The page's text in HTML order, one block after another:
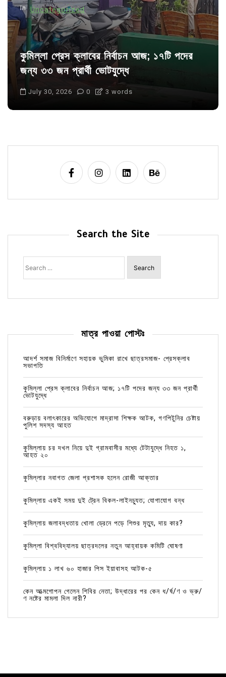
In Uncategorized
কুমিল্লা প্রেস ক্লাবের নির্বাচন আজ; ১৭টি পদের
জন্য ৩৩ জন প্রার্থী ভোটযুদ্ধে
July 30, 2026 0 3 words
Search the Site
Search
for:
মাত্র পাওয়া পোস্টঃ
আদর্শ সমাজ বিনির্মাণে সহায়ক ভুমিকা রাখে ছাত্রসমাজ- প্রেসক্লাব
সভাপতি
কুমিল্লা প্রেস ক্লাবের নির্বাচন আজ; ১৭টি পদের জন্য ৩৩ জন প্রার্থী
ভোটযুদ্ধে
বরুড়ায় বলাৎকারের অভিযোগে মাদ্রাসা শিক্ষক আটক, গণপিটুনির চেষ্টায়
পুলিশ সদস্য আহত
কুমিল্লায় চর দখল নিয়ে দুই গ্রামবাসীর মধ্যে টেটাযুদ্ধে নিহত ১,
আহত ২০
কুমিল্লার নবাগত জেলা প্রশাসক হলেন রোজী আক্তার
কুমিল্লায় একই সময় দুই ট্রেন বিকল-লাইনচ্যুত; যোগাযোগ বন্ধ
কুমিল্লায় জলাবদ্ধতায় খোলা ড্রেনে পড়ে শিশুর মৃত্যু, দায় কার?
কুমিল্লা বিশ্ববিদ্যালয় ছাত্রদলের নতুন আহ্বায়ক কমিটি ঘোষণা
কুমিল্লায় ১ লাখ ৬০ হাজার পিস ইয়াবাসহ আটক-৫
কেন আত্মগোপন গেলেন শিবির নেতা; উদ্ধারের পর কেন ধ/র্ষ/ণ ও ভ্রু/
ণ নষ্টের মামলা দিল নারী?